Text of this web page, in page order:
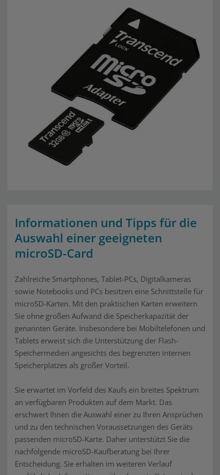
Informationen und Tipps für die
Auswahl einer geeigneten
microSD-Card
Zahlreiche Smartphones, Tablet-PCs, Digitalkameras
sowie Notebooks und PCs besitzen eine Schnittstelle für
microSD-Karten. Mit den praktischen Karten erweitern
Sie ohne großen Aufwand die Speicherkapazität der
genannten Geräte. Insbesondere bei Mobiltelefonen und
Tablets erweist sich die Unterstützung der Flash-
Speichermedien angesichts des begrenzten internen
Speicherplatzes als großer Vorteil.
Sie erwartet im Vorfeld des Kaufs ein breites Spektrum
an verfügbaren Produkten auf dem Markt. Das
erschwert Ihnen die Auswahl einer zu Ihren Ansprüchen
und zu den technischen Voraussetzungen des Geräts
passenden microSD-Karte. Daher unterstützt Sie die
nachfolgende microSD-Kaufberatung bei Ihrer
Entscheidung. Sie erhalten im weiteren Verlauf